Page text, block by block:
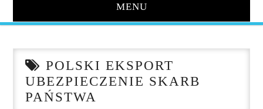
MENU
O NAS
NASZE USŁUGI
POLSKI EKSPORT
UBEZPIECZENIE SKARB
PAŃSTWA